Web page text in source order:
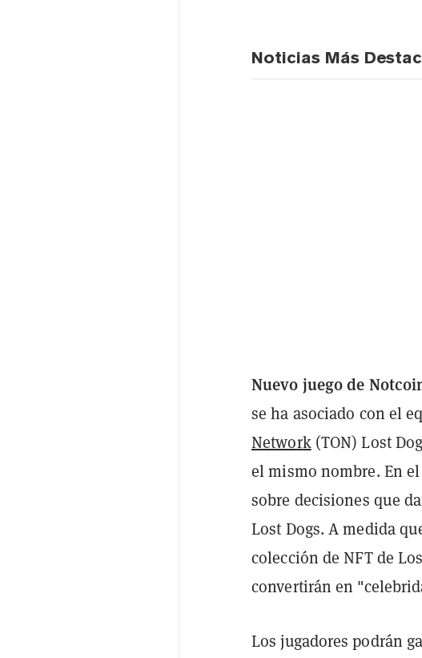
Noticias Más
Nuevo juego de
se ha asociado con el
Network(TON) Lost
el mismo nombre. En
sobre decisiones que
Lost Dogs. A medida
colección de NFT de
convertirán en
Los jugadores podrán